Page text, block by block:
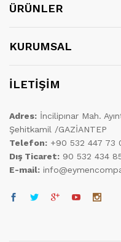
ÜRÜNLER
KURUMSAL
İLETİŞİM
Adres: İncilipınar Mah.
Şehitkamil /GAZİANTEP
Telefon: +90 532 447 73
Dış Ticaret: 90 532 434
E-mail: